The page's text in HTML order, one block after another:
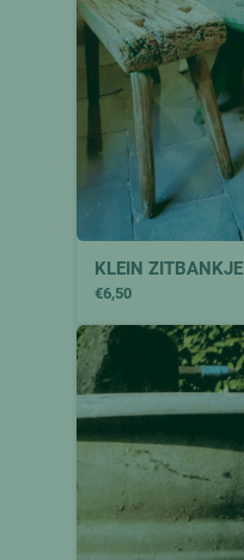
KLEIN ZITBANKJE
€6,50